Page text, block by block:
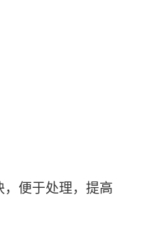
便于处理，提高